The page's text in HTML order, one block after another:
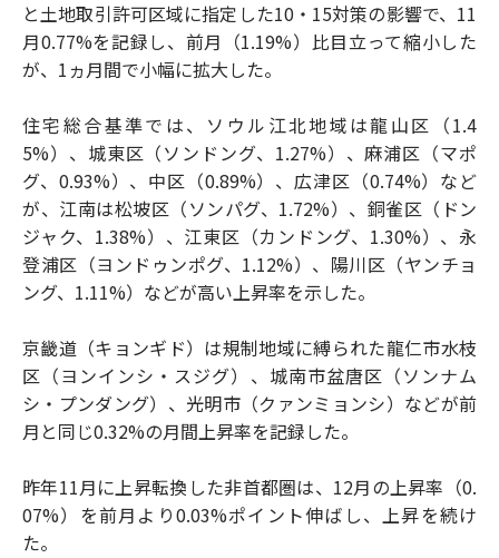
と土地取引許可区域に指定した10・15対策の影響で、11
月0.77%を記録し、前月（1.19%）比目立って縮小した
が、1ヵ月間で小幅に拡大した。
住宅総合基準では、ソウル江北地域は龍山区（1.4
5%）、城東区（ソンドング、1.27%）、麻浦区（マポ
グ、0.93%）、中区（0.89%）、広津区（0.74%）など
が、江南は松坡区（ソンパグ、1.72%）、銅雀区（ドン
ジャク、1.38%）、江東区（カンドング、1.30%）、永
登浦区（ヨンドゥンポグ、1.12%）、陽川区（ヤンチョ
ング、1.11%）などが高い上昇率を示した。
京畿道（キョンギド）は規制地域に縛られた龍仁市水枝
区（ヨンインシ・スジグ）、城南市盆唐区（ソンナム
シ・プンダング）、光明市（クァンミョンシ）などが前
月と同じ0.32%の月間上昇率を記録した。
昨年11月に上昇転換した非首都圏は、12月の上昇率（0.
07%）を前月より0.03%ポイント伸ばし、上昇を続け
た。